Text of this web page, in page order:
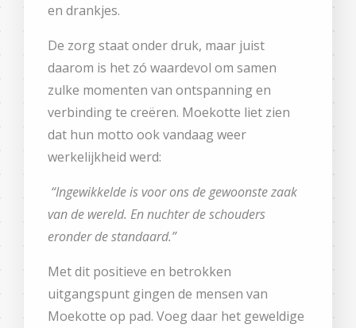
en drankjes.
De zorg staat onder druk, maar juist
daarom is het zó waardevol om samen
zulke momenten van ontspanning en
verbinding te creëren. Moekotte liet zien
dat hun motto ook vandaag weer
werkelijkheid werd:
“Ingewikkelde is voor ons de gewoonste zaak
van de wereld. En nuchter de schouders
eronder de standaard.”
Met dit positieve en betrokken
uitgangspunt gingen de mensen van
Moekotte op pad. Voeg daar het geweldige